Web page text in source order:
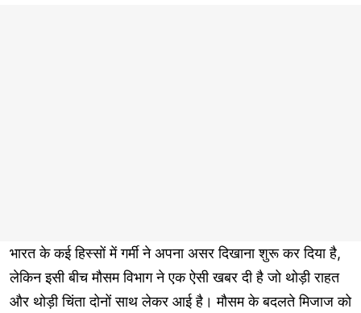
भारत के कई हिस्सों में गर्मी ने अपना असर दिखाना शुरू कर दिया है,
लेकिन इसी बीच मौसम विभाग ने एक ऐसी खबर दी है जो थोड़ी राहत
और थोड़ी चिंता दोनों साथ लेकर आई है। मौसम के बदलते मिजाज को